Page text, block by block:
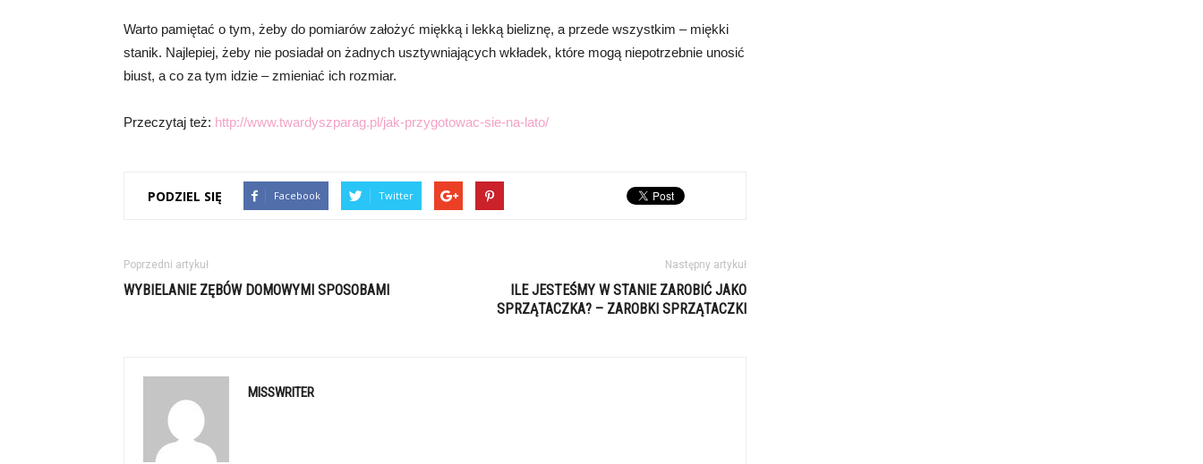
Warto pamiętać o tym, żeby do pomiarów założyć miękką i lekką bieliznę, a przede wszystkim – miękki
stanik. Najlepiej, żeby nie posiadał on żadnych usztywniających wkładek, które mogą niepotrzebnie unosić
biust, a co za tym idzie – zmieniać ich rozmiar.
Przeczytaj też: http://www.twardyszparag.pl/jak-przygotowac-sie-na-lato/
PODZIEL SIĘ Facebook Twitter
Poprzedni artykuł
WYBIELANIE ZĘBÓW DOMOWYMI SPOSOBAMI
Następny artykuł
ILE JESTEŚMY W STANIE ZAROBIĆ JAKO
SPRZĄTACZKA? – ZAROBKI SPRZĄTACZKI
MISSWRITER